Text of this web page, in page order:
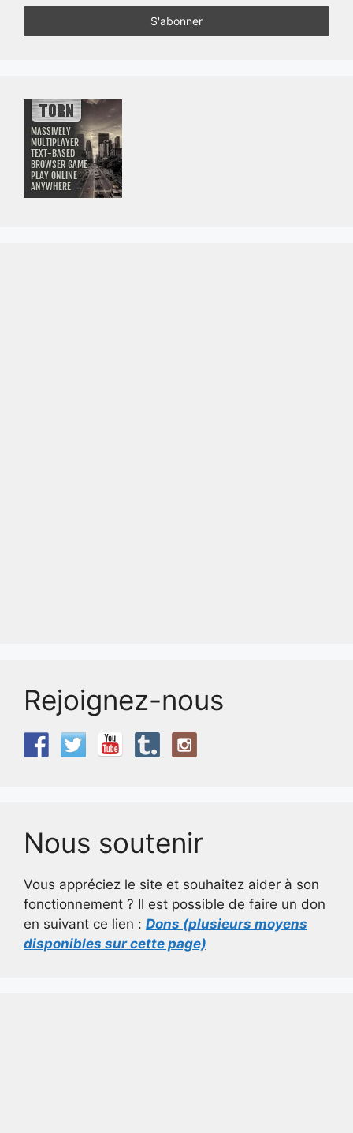
Rejoignez-nous
Nous soutenir
Vous appréciez le site et souhaitez aider à son
fonctionnement ? Il est possible de faire un don
en suivant ce lien : Dons (plusieurs moyens
disponibles sur cette page)